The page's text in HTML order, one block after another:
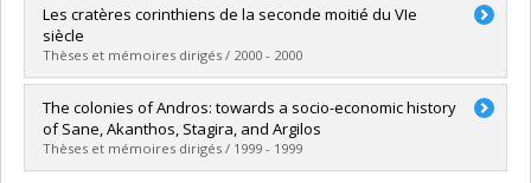
Graduate :Pixley, Kimberley-Anne
Cycle :
Grade :M.A.
Lien vers le document dans Papyrus
Les cratères corinthiens de la seconde moitié du VIe
siècle
Thèses et mémoires dirigés / 2000 - 2000
Graduate :Ouimet, Lucie-Catherine
Cycle :Master's
Grade :M.A.
Lien vers le document dans Papyrus
The colonies of Andros: towards a socio-economic history
of Sane, Akanthos, Stagira, and Argilos
Thèses et mémoires dirigés / 1999 - 1999